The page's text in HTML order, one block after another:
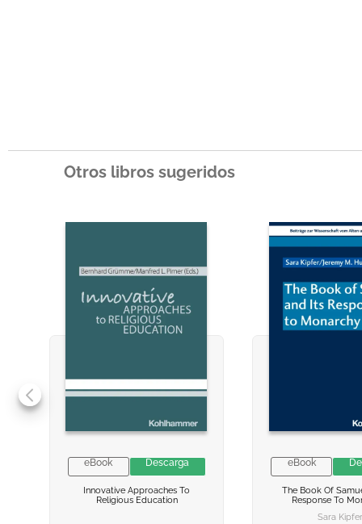
Otros libros sugeridos
VER INFORMACION
AGREGAR AL CARRITO
VER INFORMACION
AGREGAR AL CARRITO
eBook Descarga
Innovative Approaches To
Religious Education
VER
AGREGAR AL
VER
AGREGAR AL
eBook
The Book Of
Response To
Sara Kipfer